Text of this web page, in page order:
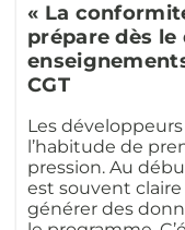
« La
prépare dès
CGT
Les
l’habitude de
pression. Au
est souvent claire
générer des